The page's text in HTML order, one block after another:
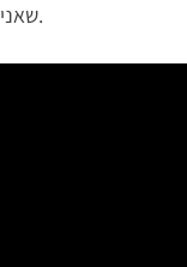
שאני הכי אוהב במדינה.